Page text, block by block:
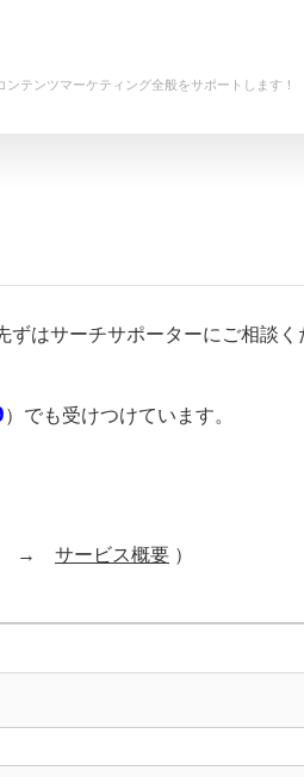
テンツマーケティング全般をサポートします！
はサーチサポーターにご相談く
）でも受けつけています。
。 → サービス概要 ）